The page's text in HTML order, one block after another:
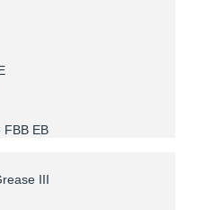
FBB EB
III